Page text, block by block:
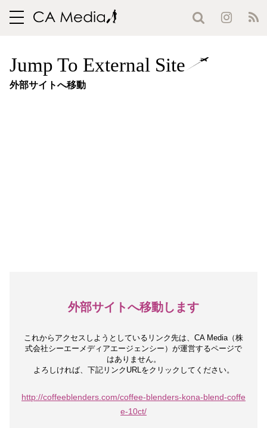
toggle
Jump To External Site
外部サイトへ移動
外部サイトへ移動します
これからアクセスしようとしているリンク先は、 CA Media（株
式会社シーエーメディアエージェンシー）が運営するページで
はありません。
よろしければ、下記リンクURLをクリックしてください。
http://coffeeblenders.com/coffee-blenders-kona-blend-coffe
e-10ct/